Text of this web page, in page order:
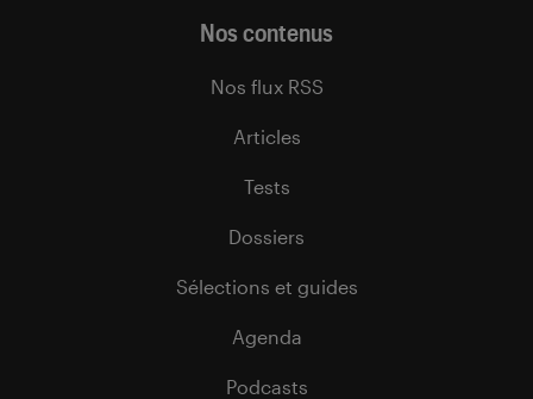
Nos contenus
Nos flux RSS
Articles
Tests
Dossiers
Sélections et guides
Agenda
Podcasts